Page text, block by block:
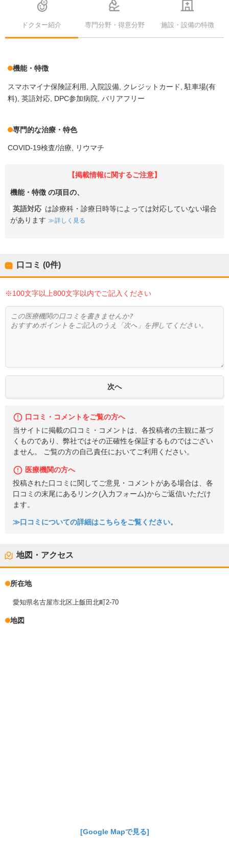
ドクター紹介 専門分野・得意分野 施設・設備の特徴
機能・特徴
スマホマイナ保険証利用 入院設備 クレジットカード
駐車場(有
料) 英語対応 DPC参加病院 バリアフリー
専門的な治療・特色
COVID-19検査/治療 リウマチ
【掲載情報に関するご注意】
機能・特徴 の項目の、
英語対応 は診療科・診療日時等によっては対応していない場合
があります
詳しく見る
口コミ (0件)
※100文字以上800文字以内でご記入ください
口コミ・コメントをご覧の方へ
当サイトに掲載の口コミ・コメントは、各投稿者の主観に基づ
くものであり、弊社ではその正確性を保証するものではござい
ません。 ご覧の方の自己責任においてご利用ください。
医療機関の方へ
投稿された口コミに関してご意見・コメントがある場合は、各
口コミの末尾にあるリンク(入力フォーム)からご返信いただけ
ます。
≫口コミについての詳細はこちらをご覧ください。
地図・アクセス
所在地
愛知県名古屋市北区上飯田北町2-70
地図
[Google Mapで見る]